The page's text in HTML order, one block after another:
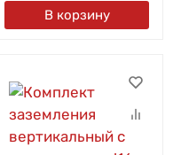
В корзину